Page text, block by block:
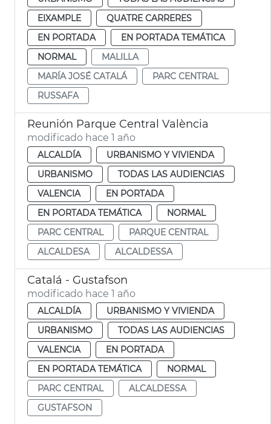
EIXAMPLE
QUATRE CARRERES
EN PORTADA
EN PORTADA TEMÁTICA
NORMAL
MALILLA
MARÍA JOSÉ CATALÁ
PARC CENTRAL
RUSSAFA
Reunión Parque Central València
modificado hace 1 año
ALCALDÍA
URBANISMO Y VIVIENDA
URBANISMO
TODAS LAS AUDIENCIAS
VALENCIA
EN PORTADA
EN PORTADA TEMÁTICA
NORMAL
PARC CENTRAL
PARQUE CENTRAL
ALCALDESA
ALCALDESSA
Catalá - Gustafson
modificado hace 1 año
ALCALDÍA
URBANISMO Y VIVIENDA
URBANISMO
TODAS LAS AUDIENCIAS
VALENCIA
EN PORTADA
EN PORTADA TEMÁTICA
NORMAL
PARC CENTRAL
ALCALDESSA
GUSTAFSON